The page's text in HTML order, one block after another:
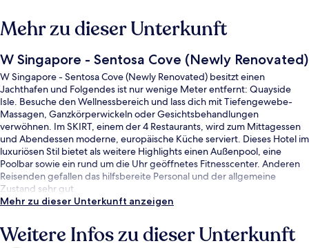
Mehr zu dieser Unterkunft
W Singapore - Sentosa Cove (Newly Renovated)
W Singapore - Sentosa Cove (Newly Renovated) besitzt einen
Jachthafen und Folgendes ist nur wenige Meter entfernt: Quayside
Isle. Besuche den Wellnessbereich und lass dich mit Tiefengewebe-
Massagen, Ganzkörperwickeln oder Gesichtsbehandlungen
verwöhnen. Im SKIRT, einem der 4 Restaurants, wird zum Mittagessen
und Abendessen moderne, europäische Küche serviert. Dieses Hotel im
luxuriösen Stil bietet als weitere Highlights einen Außenpool, eine
Poolbar sowie ein rund um die Uhr geöffnetes Fitnesscenter. Anderen
Reisenden gefallen das hilfsbereite Personal und der allgemeine
Zustand sehr gut.
Mehr zu dieser Unterkunft anzeigen
Weitere Infos zu dieser Unterkunft